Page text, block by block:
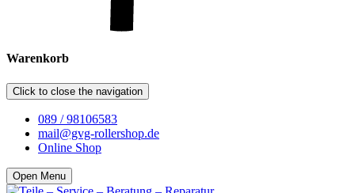
Warenkorb
Click to close the navigation
089 / 98106583
mail@gvg-rollershop.de
Online Shop
Open Menu